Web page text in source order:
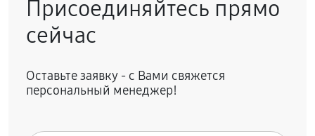
Присоединяйтесь прямо
сейчас
Оставьте заявку - с Вами свяжется
персональный менеджер!